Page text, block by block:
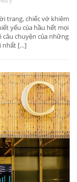
trang, chiếc vớ khiêm
yếu của hầu hết mọi
chuyện của những
nhất […]